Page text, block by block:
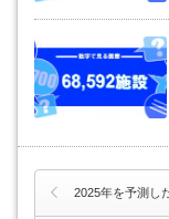
2025年を予測し